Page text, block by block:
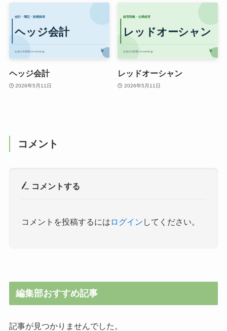
ヘッジ会計
2026年5月11日
レッドオーシャン
2026年5月11日
コメント
コメントする
コメントを投稿するには ログイン してください。
編集部おすすめ記事
記事が見つかりませんでした。